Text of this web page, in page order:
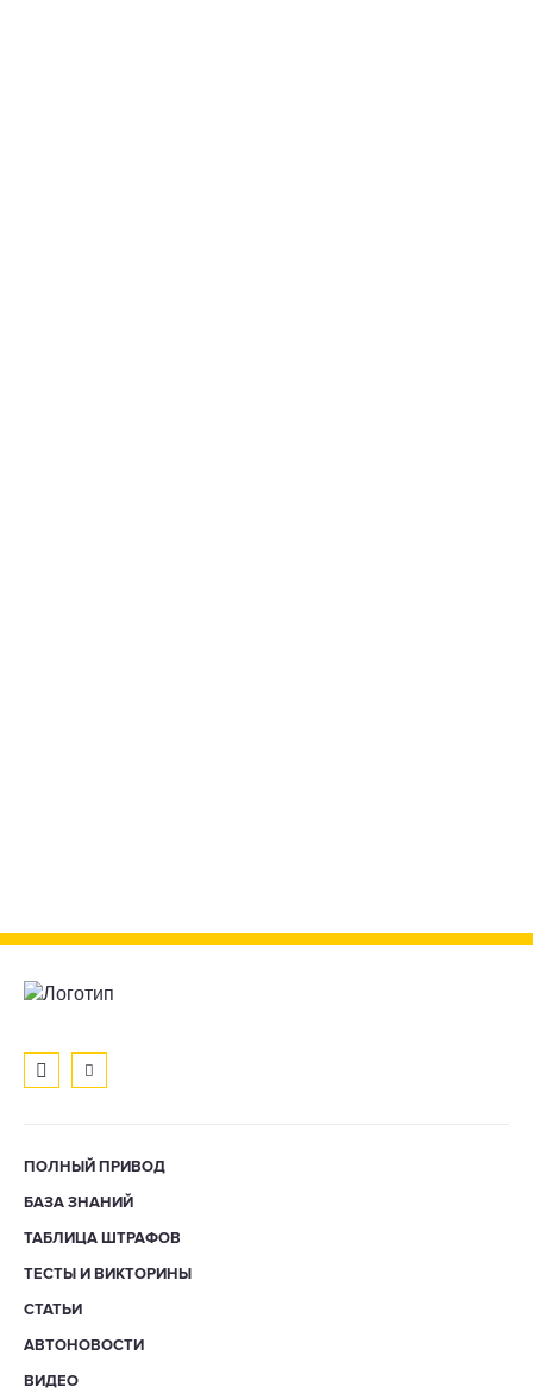
ПОЛНЫЙ ПРИВОД
БАЗА ЗНАНИЙ
ТАБЛИЦА ШТРАФОВ
ТЕСТЫ И ВИКТОРИНЫ
СТАТЬИ
АВТОНОВОСТИ
ВИДЕО